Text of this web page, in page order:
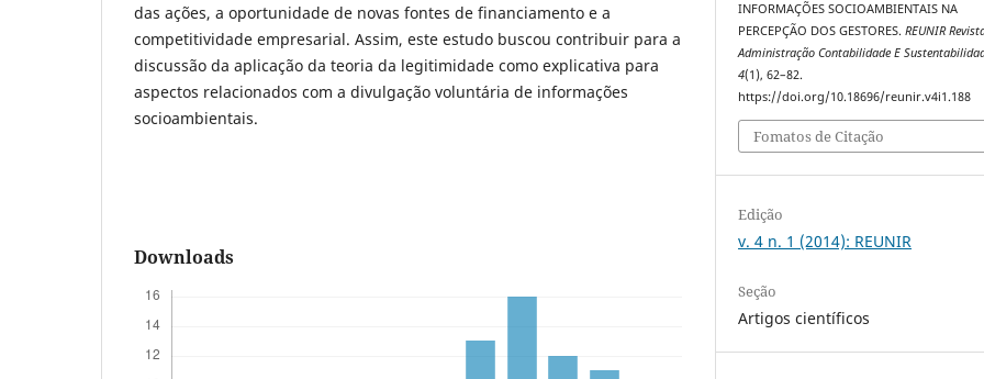
das ações, a oportunidade de novas fontes de financiamento e a
competitividade empresarial. Assim, este estudo buscou contribuir para a
discussão da aplicação da teoria da legitimidade como explicativa para
aspectos relacionados com a divulgação voluntária de informações
socioambientais.
Downloads
INFORMAÇÕES SOCIOAMBIENTAIS NA
PERCEPÇÃO DOS GESTORES.REUNIR
Administração Contabilidade E
4(1), 62–82.
https://doi.org/10.18696/reunir.v4i1.188
Fomatos de Citação
Edição
v. 4 n. 1 (2014): REUNIR
Seção
Artigos científicos